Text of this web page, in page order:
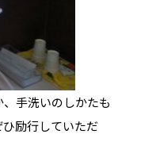
手洗いのしかたも
励行していただ